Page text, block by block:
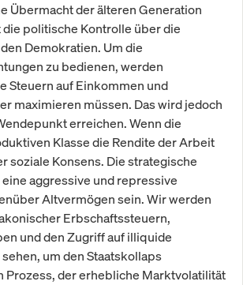
Übermacht der älteren Generation
politische Kontrolle über die
Demokratien. Um die
zu bedienen, werden
Steuern auf Einkommen und
maximieren müssen. Das wird jedoch
erreichen. Wenn die
Klasse die Rendite der Arbeit
soziale Konsens. Die strategische
aggressive und repressive
Altvermögen sein. Wir werden
Erbschaftssteuern,
und den Zugriff auf illiquide
um den Staatskollaps
Prozess, der erhebliche Marktvolatilität